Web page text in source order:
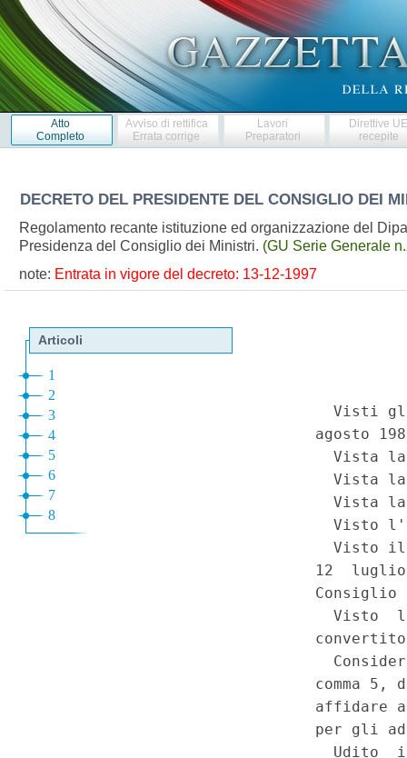
Atto
Completo
Avviso di rettifica
Errata corrige
Lavori
Preparatori
Direttive
recepite
DECRETO DEL PRESIDENTE DEL CONSIGLIO DEI
Regolamento recante istituzione ed organizzazione del
Presidenza del Consiglio dei Ministri. (GU Serie Generale
note: Entrata in vigore del decreto: 13-12-1997